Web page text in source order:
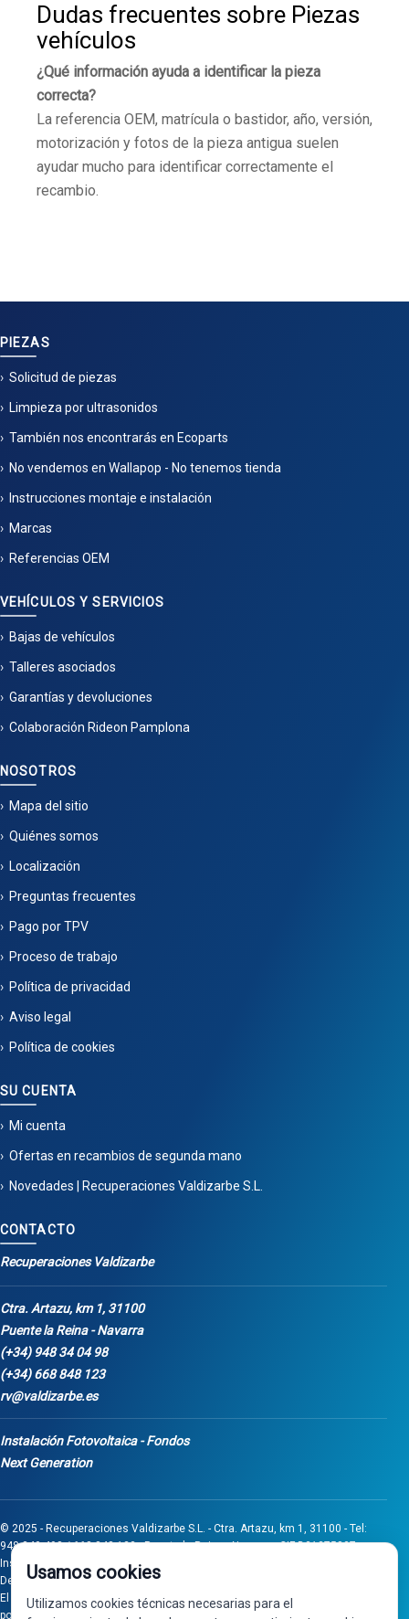
Dudas frecuentes sobre Piezas
vehículos
¿Qué información ayuda a identificar la pieza
correcta?
La referencia OEM, matrícula o bastidor, año, versión,
motorización y fotos de la pieza antigua suelen
ayudar mucho para identificar correctamente el
recambio.
PIEZAS
Solicitud de piezas
Limpieza por ultrasonidos
También nos encontrarás en Ecoparts
No vendemos en Wallapop - No tenemos tienda
Instrucciones montaje e instalación
Marcas
Referencias OEM
VEHÍCULOS Y SERVICIOS
Bajas de vehículos
Talleres asociados
Garantías y devoluciones
Colaboración Rideon Pamplona
NOSOTROS
Mapa del sitio
Quiénes somos
Localización
Preguntas frecuentes
Pago por TPV
Proceso de trabajo
Política de privacidad
Aviso legal
Política de cookies
SU CUENTA
Mi cuenta
Ofertas en recambios de segunda mano
Novedades | Recuperaciones Valdizarbe S.L.
CONTACTO
Recuperaciones Valdizarbe
Ctra. Artazu, km 1, 31100
Puente la Reina - Navarra
(+34) 948 34 04 98
(+34) 668 848 123
rv@valdizarbe.es
Instalación Fotovoltaica - Fondos
Next Generation
© 2025 - Recuperaciones Valdizarbe S.L. - Ctra. Artazu, km 1, 31100 - Tel:
948 340 498 / 668 848 123 - Puente la Reina - Navarra - CIF B31275837.
Inscrita en el Registro Mercantil de Navarra, Tomo 32, Folio 75, Hoja 525.
Desarrollado porSeintosoft
El proyecto de inversión "0011-0558-2024-000008" ha sido subvencionado
por Gobierno de Navarra al amparo de la convocatoria de 2024 de Ayudas a
Usamos cookies
Utilizamos cookies técnicas necesarias para el